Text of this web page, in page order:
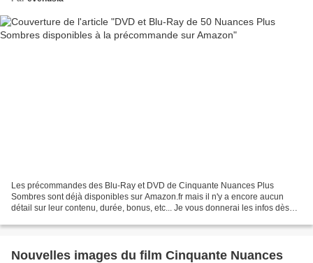
Les précommandes des Blu-Ray et DVD de Cinquante Nuances Plus
Sombres sont déjà disponibles sur Amazon.fr mais il n'y a encore aucun
détail sur leur contenu, durée, bonus, etc... Je vous donnerai les infos dès
Nouvelles images du film Cinquante Nuances